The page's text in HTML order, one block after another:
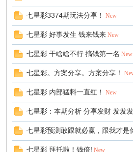
七星彩3374期玩法分享！ New
七星彩 好事发生 钱来钱来 New
七星彩 干啥啥不行 搞钱第一名 New
七星彩。方案分享。方案分享！
七星彩 内部猛料一直红！ New
七星彩：本期分析 分享发财 发发发
七星彩预测敢跟就必赢，跟我才是
七星彩 拜托啦！钱倍! New